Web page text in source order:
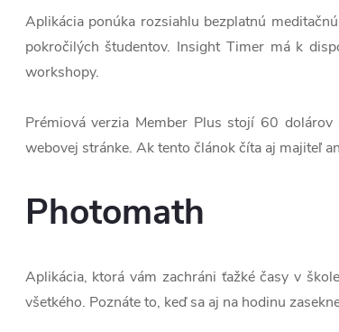
Aplikácia ponúka rozsiahlu bezplatnú
pokročilých študentov. Insight Timer má k
workshopy.
Prémiová verzia Member Plus stojí 60
webovej stránke. Ak tento článok číta aj majiteľ
Photomath
Aplikácia, ktorá vám zachráni ťažké časy v
všetkého. Poznáte to, keď sa aj na hodinu